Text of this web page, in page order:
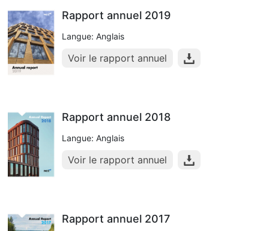
Rapport annuel 2019
Langue: Anglais
Voir le rapport annuel
Rapport annuel 2018
Langue: Anglais
Voir le rapport annuel
Rapport annuel 2017